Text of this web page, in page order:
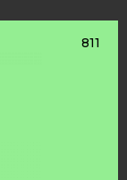
811